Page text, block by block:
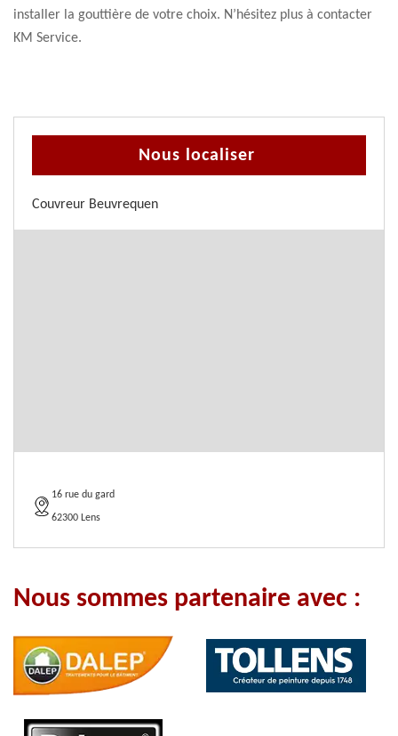
installer la gouttière de votre choix. N’hésitez plus à contacter
KM Service.
Nous localiser
Couvreur Beuvrequen
16 rue du gard
62300 Lens
Nous sommes partenaire avec :